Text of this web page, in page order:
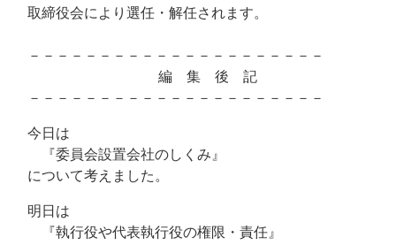
取締役会により選任・解任されます。
－－－－－－－－－－－－－－－－－－－－－
編 集 後 記
－－－－－－－－－－－－－－－－－－－－－
今日は
『委員会設置会社のしくみ』
について考えました。
明日は
『執行役や代表執行役の権限・責任』